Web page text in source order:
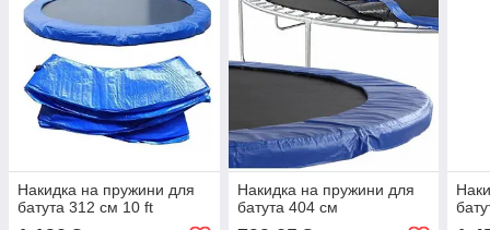
Накидка на пружини для
батута 312 см 10 ft
Накидка на пружини для
батута 404 см